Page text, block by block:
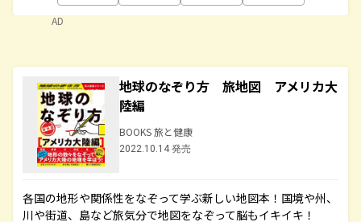
AD
地球のなぞり方 旅地図 アメリカ大
陸編
BOOKS 旅と健康
2022.10.14 発売
各国の地形や関係性をなぞって学ぶ新しい地図本！国境や州、
川や街道、島など旅気分で地図をなぞって脳もイキイキ！